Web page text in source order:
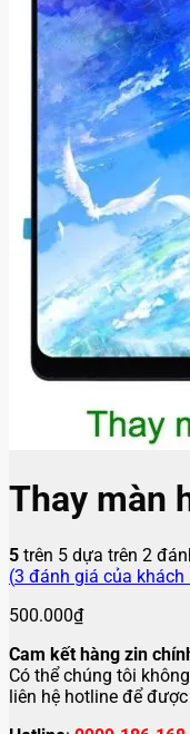
Thay màn
5 trên 5 dựa trên 2
(3 đánh giá của khách
500.000₫
Cam kết hàng zin
Có thể chúng tôi
liên hệ hotline để